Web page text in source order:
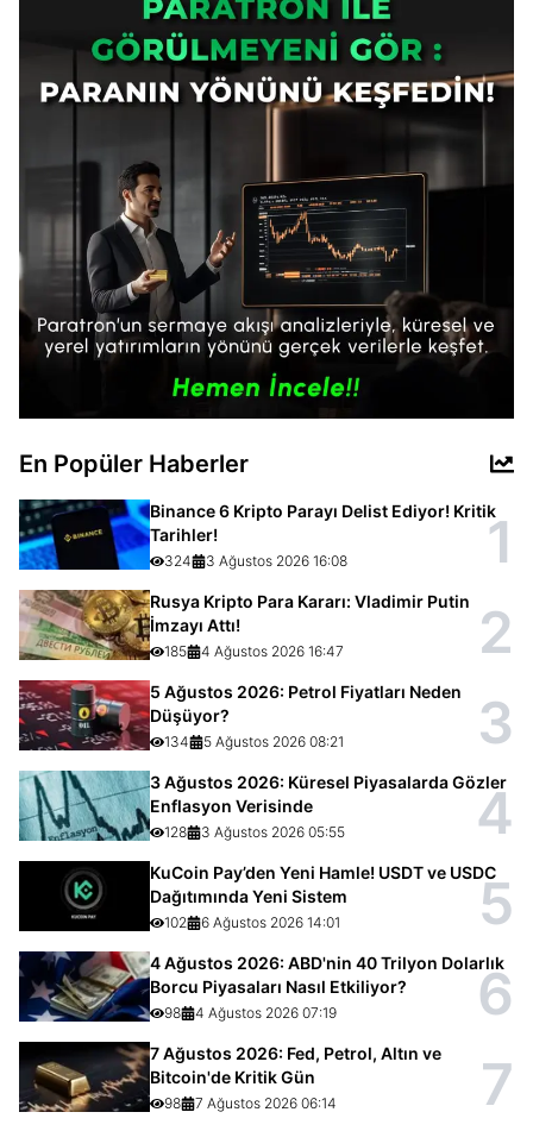
En Popüler Haberler
Binance 6 Kripto Parayı Delist Ediyor! Kritik
Tarihler!
324 3 Ağustos 2026 16:08 1
Rusya Kripto Para Kararı: Vladimir Putin
İmzayı Attı!
185 4 Ağustos 2026 16:47 2
5 Ağustos 2026: Petrol Fiyatları Neden
Düşüyor?
134 5 Ağustos 2026 08:21 3
3 Ağustos 2026: Küresel Piyasalarda Gözler
Enflasyon Verisinde
128 3 Ağustos 2026 05:55 4
KuCoin Pay’den Yeni Hamle! USDT ve USDC
Dağıtımında Yeni Sistem
102 6 Ağustos 2026 14:01 5
4 Ağustos 2026: ABD'nin 40 Trilyon Dolarlık
Borcu Piyasaları Nasıl Etkiliyor?
98 4 Ağustos 2026 07:19 6
7 Ağustos 2026: Fed, Petrol, Altın ve
Bitcoin'de Kritik Gün
98 7 Ağustos 2026 06:14 7